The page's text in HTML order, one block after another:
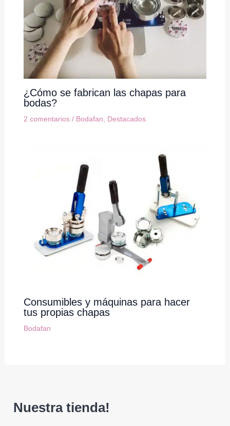
¿Cómo se fabrican las chapas para
bodas?
2 comentarios / Bodafan Destacados
Consumibles y máquinas para hacer
tus propias chapas
Bodafan
Nuestra tienda!